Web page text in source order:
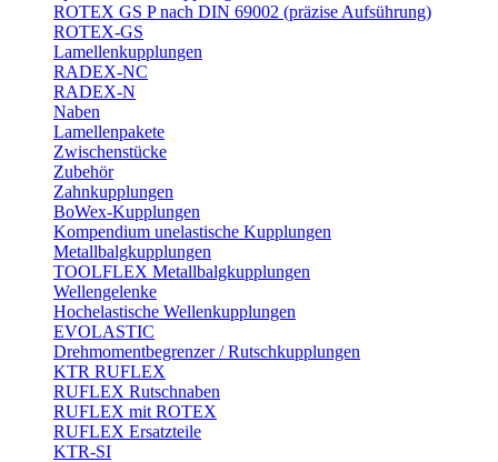
ROTEX GS P nach DIN 69002 (präzise Aufsührung)
ROTEX-GS
Lamellenkupplungen
RADEX-NC
RADEX-N
Naben
Lamellenpakete
Zwischenstücke
Zubehör
Zahnkupplungen
BoWex-Kupplungen
Kompendium unelastische Kupplungen
Metallbalgkupplungen
TOOLFLEX Metallbalgkupplungen
Wellengelenke
Hochelastische Wellenkupplungen
EVOLASTIC
Drehmomentbegrenzer / Rutschkupplungen
KTR RUFLEX
RUFLEX Rutschnaben
RUFLEX mit ROTEX
RUFLEX Ersatzteile
KTR-SI